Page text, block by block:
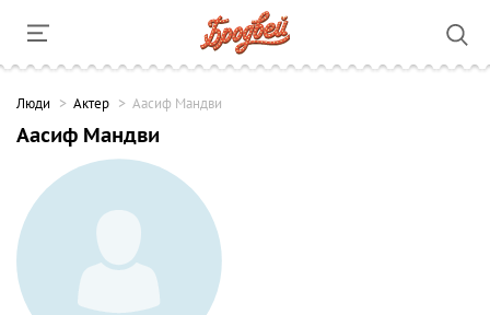
Люди Актер Аасиф Мандви
Аасиф Мандви